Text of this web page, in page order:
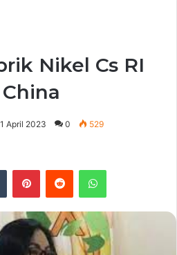
Nikel Cs RI
April 2023 0 529